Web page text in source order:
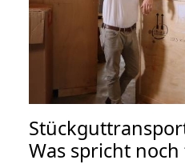
Was spricht